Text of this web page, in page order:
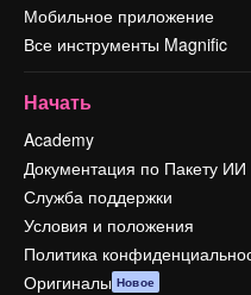
Мобильное приложение
Все инструменты Magnific
Начать
Academy
Документация по Пакету ИИ
Служба поддержки
Условия и положения
Политика
Оригиналы Новое